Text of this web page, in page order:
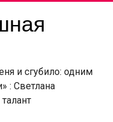
и сгубило: одним
: Светлана